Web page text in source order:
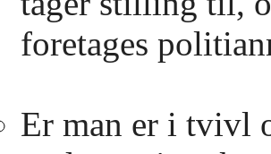
foretages
Er man er i tvivl